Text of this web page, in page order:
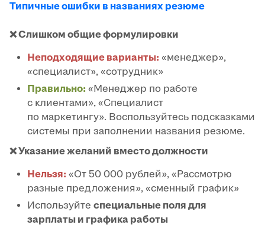
Типичные ошибки в названиях резюме
❌ Слишком общие формулировки
Неподходящие варианты: «менеджер»,
«специалист», «сотрудник»
Правильно: «Менеджер по работе
с клиентами», «Специалист
по маркетингу». Воспользуйтесь подсказками
системы при заполнении названия резюме.
❌ Указание желаний вместо должности
Нельзя: «От 50 000 рублей», «Рассмотрю
разные предложения», «сменный график»
Используйте специальные поля для
зарплаты и графика работы